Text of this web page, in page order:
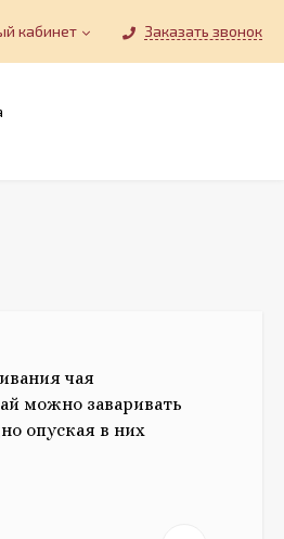
кабинет Заказать звонок
чая
можно заваривать
опуская в них